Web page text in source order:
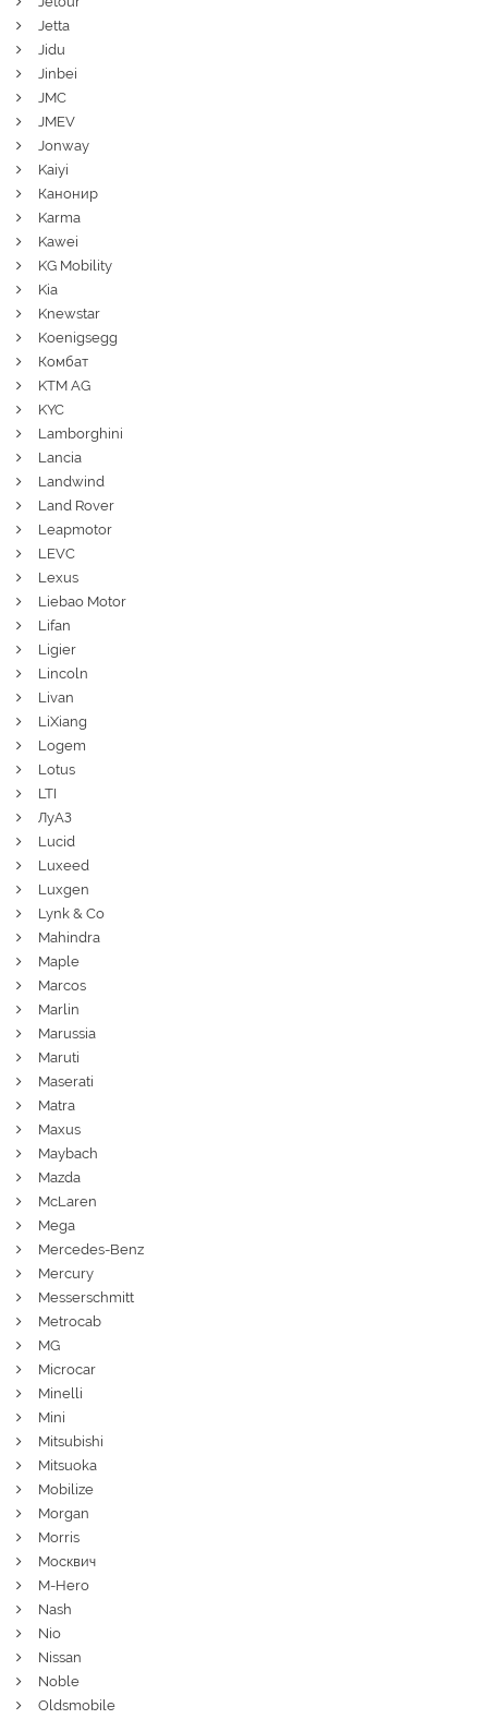
Jetta
Jidu
Jinbei
JMC
JMEV
Jonway
Kaiyi
Канонир
Karma
Kawei
KG Mobility
Kia
Knewstar
Koenigsegg
Комбат
KTM AG
KYC
Lamborghini
Lancia
Landwind
Land Rover
Leapmotor
LEVC
Lexus
Liebao Motor
Lifan
Ligier
Lincoln
Livan
LiXiang
Logem
Lotus
LTI
ЛуАЗ
Lucid
Luxeed
Luxgen
Lynk & Co
Mahindra
Maple
Marcos
Marlin
Marussia
Maruti
Maserati
Matra
Maxus
Maybach
Mazda
McLaren
Mega
Mercedes-Benz
Mercury
Messerschmitt
Metrocab
MG
Microcar
Minelli
Mini
Mitsubishi
Mitsuoka
Mobilize
Morgan
Morris
Москвич
M-Hero
Nash
Nio
Nissan
Noble
Oldsmobile